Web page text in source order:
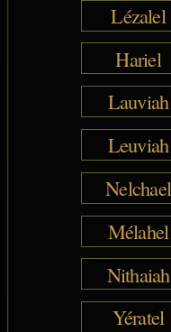
Lézalel
Hariel
Lauviah
Leuviah
Nelchael
Mélahel
Nithaiah
Yératel